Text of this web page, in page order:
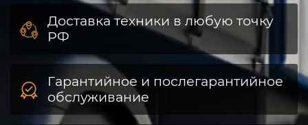
Доставка техники в любую точку
РФ
Гарантийное и послегарантийное
обслуживание